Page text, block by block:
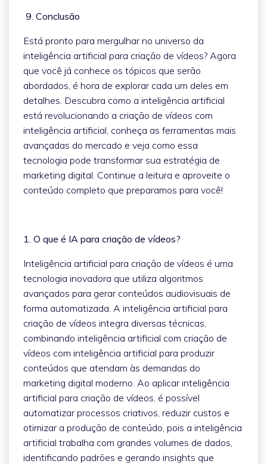
9. Conclusão
Está pronto para mergulhar no universo da
inteligência artificial para criação de vídeos? Agora
que você já conhece os tópicos que serão
abordados, é hora de explorar cada um deles em
detalhes. Descubra como a inteligência artificial
está revolucionando a criação de vídeos com
inteligência artificial, conheça as ferramentas mais
avançadas do mercado e veja como essa
tecnologia pode transformar sua estratégia de
marketing digital. Continue a leitura e aproveite o
conteúdo completo que preparamos para você!
1. O que é IA para criação de vídeos?
Inteligência artificial para criação de vídeos é uma
tecnologia inovadora que utiliza algoritmos
avançados para gerar conteúdos audiovisuais de
forma automatizada. A inteligência artificial para
criação de vídeos integra diversas técnicas,
combinando inteligência artificial com criação de
vídeos com inteligência artificial para produzir
conteúdos que atendam às demandas do
marketing digital moderno. Ao aplicar inteligência
artificial para criação de vídeos, é possível
automatizar processos criativos, reduzir custos e
otimizar a produção de conteúdo, pois a inteligência
artificial trabalha com grandes volumes de dados,
identificando padrões e gerando insights que